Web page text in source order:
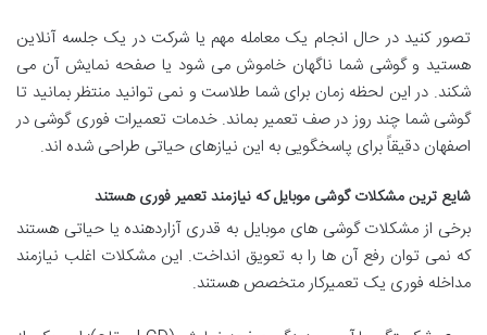
تصور کنید در حال انجام یک معامله مهم یا شرکت در یک جلسه آنلاین
هستید و گوشی شما ناگهان خاموش می شود یا صفحه نمایش آن می
شکند. در این لحظه زمان برای شما طلاست و نمی توانید منتظر بمانید تا
گوشی شما چند روز در صف تعمیر بماند. خدمات تعمیرات فوری گوشی در
اصفهان دقیقاً برای پاسخگویی به این نیازهای حیاتی طراحی شده اند.
شایع ترین مشکلات گوشی موبایل که نیازمند تعمیر فوری هستند
برخی از مشکلات گوشی های موبایل به قدری آزاردهنده یا حیاتی هستند
که نمی توان رفع آن ها را به تعویق انداخت. این مشکلات اغلب نیازمند
مداخله فوری یک تعمیرکار متخصص هستند.